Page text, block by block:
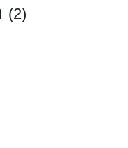
(2)